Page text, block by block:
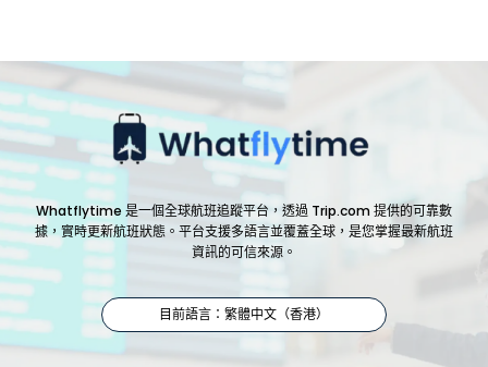
Whatflytime 是一個全球航班追蹤平台，透過 Trip.com 提供的可靠數
據，實時更新航班狀態。平台支援多語言並覆蓋全球，是您掌握最新航班
資訊的可信來源。
目前語言：繁體中文（香港）